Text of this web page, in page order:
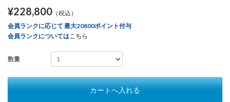
¥228,800 （税込）
会員ランクに応じて 最大20800ポイント付与
会員ランクについてはこちら
数量
カートへ入れる